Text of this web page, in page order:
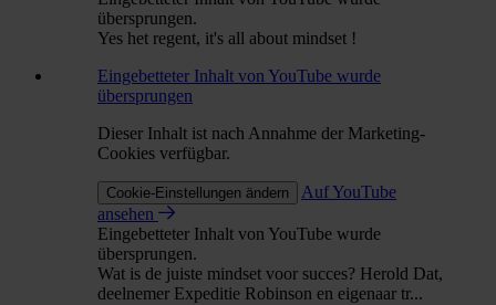
übersprungen.
Yes het regent, it's all about mindset !
Eingebetteter Inhalt von YouTube wurde
übersprungen
Dieser Inhalt ist nach Annahme der Marketing-
Cookies verfügbar.
Cookie-Einstellungen ändern
Auf YouTube
ansehen
Eingebetteter Inhalt von YouTube wurde
übersprungen.
Wat is de juiste mindset voor succes? Herold Dat,
deelnemer Expeditie Robinson en eigenaar tr...